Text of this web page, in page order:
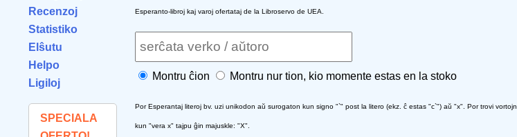
Recenzoj
Statistiko
Elŝutu
Helpo
Ligiloj
SPECIALA
Esperanto-libroj kaj varoj ofertataj de la Libroservo de UEA.
Montru ĉion Montru nur tion, kio momente estas en la stoko
Por Esperantaj literoj bv. uzi unikodon aŭ surogaton kun signo "`" post la litero (ekz. ĉ estas "c`") aŭ "x". Por trovi vortojn
kun "vera x" tajpu ĝin majuskle: "X".